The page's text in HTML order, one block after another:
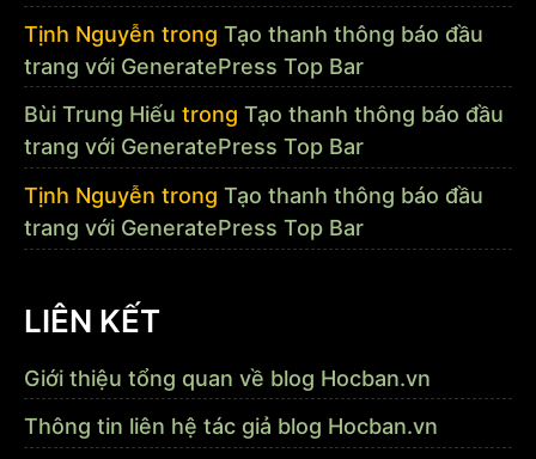
Tịnh Nguyễn trong Tạo thanh thông báo đầu
trang với GeneratePress Top Bar
Bùi Trung Hiếu trong Tạo thanh thông báo đầu
trang với GeneratePress Top Bar
Tịnh Nguyễn trong Tạo thanh thông báo đầu
trang với GeneratePress Top Bar
LIÊN KẾT
Giới thiệu tổng quan về blog Hocban.vn
Thông tin liên hệ tác giả blog Hocban.vn